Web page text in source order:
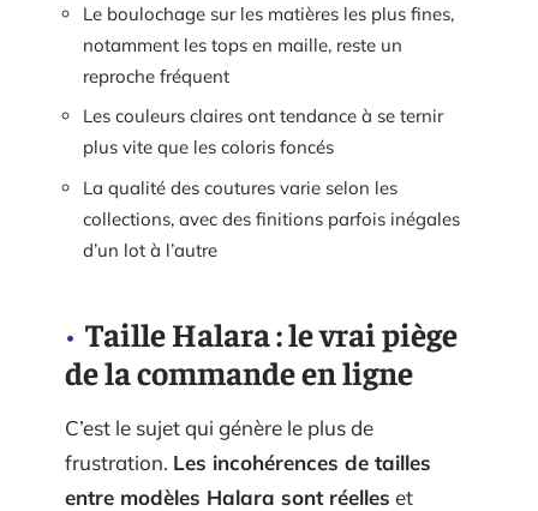
Le boulochage sur les matières les plus fines,
notamment les tops en maille, reste un
reproche fréquent
Les couleurs claires ont tendance à se ternir
plus vite que les coloris foncés
La qualité des coutures varie selon les
collections, avec des finitions parfois inégales
d’un lot à l’autre
Taille Halara : le vrai piège
de la commande en ligne
C’est le sujet qui génère le plus de
frustration. Les incohérences de tailles
entre modèles Halara sont réelles et